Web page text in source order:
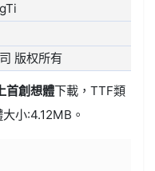
版权所有
首創想體下載，TTF類
大小:4.12MB。